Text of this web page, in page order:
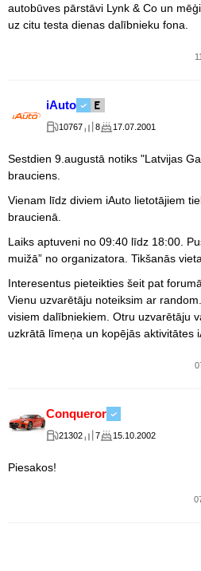
autobūves pārstāvi Lynk & Co un
uz citu testa dienas dalībnieku fona.
iAuto
10767 8 17.07.2001
Sestdien 9.augustā notiks "Latvijas
brauciens.
Vienam līdz diviem iAuto lietotājiem
braucienā.
Laiks aptuveni no 09:40 līdz 18:00.
muižā” no organizatora. Tikšanās
Interesentus pieteikties šeit pat
Vienu uzvarētāju noteiksim ar
visiem dalībniekiem. Otru uzvarētāju
uzkrātā līmeņa un kopējās aktivitātes
Conqueror
21302 7 15.10.2002
Piesakos!